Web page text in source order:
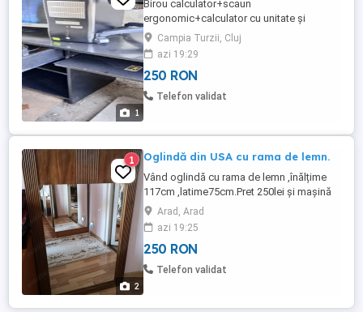
1
Birou calculator+scaun
ergonomic+calculator cu unitate și
monitor, tastatura,mouse..Biroul are sertar,
dulăpior și raft culisant pentru tastatura.
de culoare neagra.
Campia Turzii, Cluj
azi 19:29
250 RON
Telefon validat
2
1 Oglindă din USA cu rama de lemn.
Vând oglindă cu rama de lemn ,înălțime
117cm ,latime75cm.Pret 250lei și mașină
de cusut Ileana .preț 150lei
Arad, Arad
azi 19:25
250 RON
Telefon validat